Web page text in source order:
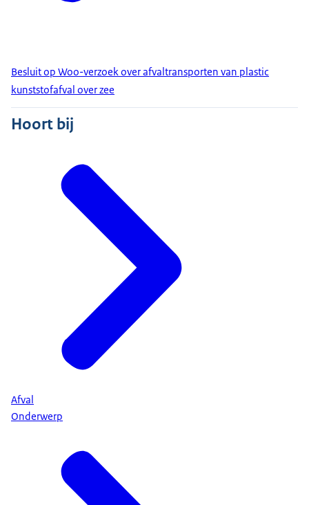
Besluit op Woo-verzoek over afvaltransporten van plastic
kunststofafval over zee
Hoort bij
Afval
Onderwerp